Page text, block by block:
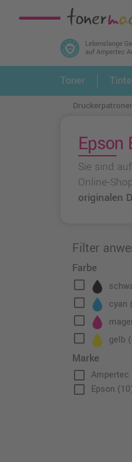
Lebenslange
auf Ampertec
In 3 einfachen
und alle dazu
Toner
Epson
Sie sind
Online-
originalen
Filter
Farbe
check_box_outline_blank
check_box_outline_blank cyan
check_box_outline_blank
check_box_outline_blank gelb
Marke
check_box_outline_blank Ampertec
check_box_outline_blank Epson